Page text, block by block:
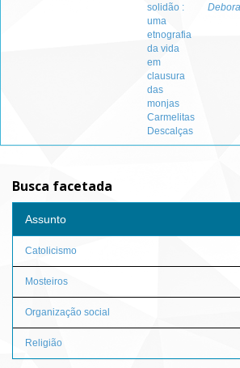
solidão :
uma
etnografia
da vida
em
clausura
das
monjas
Carmelitas
Descalças
Debora
Busca facetada
Assunto
Catolicismo
Mosteiros
Organização social
Religião